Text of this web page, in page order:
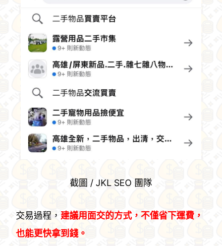
截圖 / JKL SEO 團隊
交易過程， 建議用面交的方式，不僅省下運費，
也能更快拿到錢。